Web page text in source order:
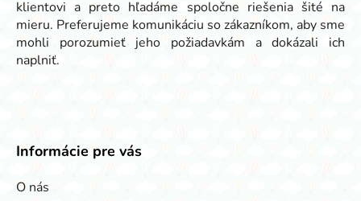
klientovi a preto hľadáme spoločne riešenia šité na
mieru. Preferujeme komunikáciu so zákazníkom, aby sme
mohli porozumieť jeho požiadavkám a dokázali ich
naplniť.
Informácie pre vás
O nás